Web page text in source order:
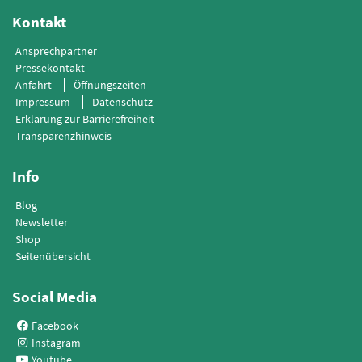
Kontakt
Ansprechpartner
Pressekontakt
Anfahrt
Öffnungszeiten
Impressum
Datenschutz
Erklärung zur Barrierefreiheit
Transparenzhinweis
Info
Blog
Newsletter
Shop
Seitenübersicht
Social Media
Facebook
Instagram